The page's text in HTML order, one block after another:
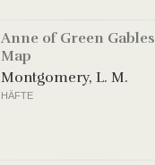
Anne of Green Gables
Map
Montgomery, L. M.
HÄFTE